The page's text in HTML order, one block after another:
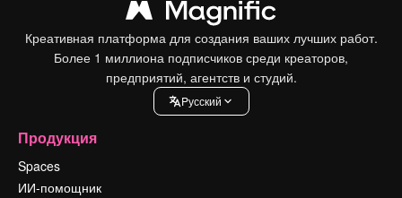
Креативная платформа для создания ваших лучших работ.
Более 1 миллиона подписчиков среди креаторов,
предприятий, агентств и студий.
Pусский
Продукция
Spaces
ИИ-помощник